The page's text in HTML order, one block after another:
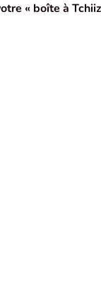
« boîte à